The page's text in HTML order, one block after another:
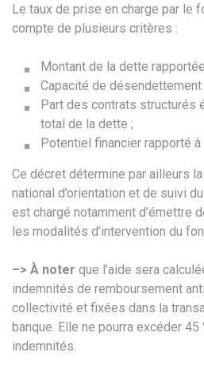
Le taux de prise en charge par le
compte de plusieurs critères :
Montant de la dette
Capacité de désendettement
Part des contrats structurés
total de la dette ;
Potentiel financier rapporté à
Ce décret détermine par ailleurs
national d’orientation et de suivi
est chargé notamment d’émettre
les modalités d’intervention du
–> À noter que l’aide sera
indemnités de remboursement
collectivité et fixées dans la
banque. Elle ne pourra excéder
indemnités.